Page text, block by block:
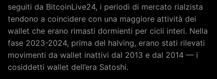
seguiti da BitcoinLive24, i periodi di mercato rialzista
tendono a coincidere con una maggiore attività dei
wallet che erano rimasti dormienti per cicli interi. Nella
fase 2023-2024, prima del halving, erano stati rilevati
movimenti da wallet inattivi dal 2013 e dal 2014 — i
cosiddetti wallet dell’era Satoshi.